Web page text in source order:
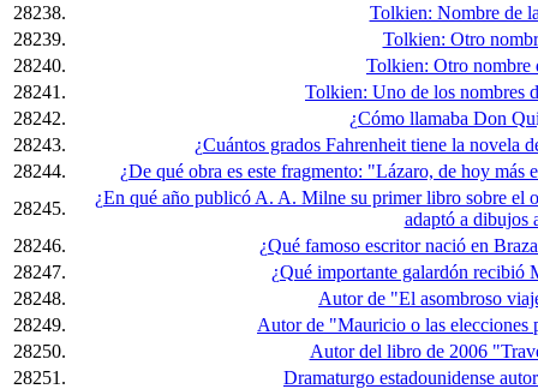
28238.
Tolkien: Nombre de
28239.
Tolkien: Otro
28240.
Tolkien: Otro nombre
28241.
Tolkien: Uno de los nombres
28242.
¿Cómo llamaba Don
28243.
¿Cuántos grados Fahrenheit tiene la novela
28244.
¿De qué obra es este fragmento: "Lázaro, de hoy
28245.
¿En qué año publicó A. A. Milne su primer libro sobre el
adaptó a dibujos
28246.
¿Qué famoso escritor nació en
28247.
¿Qué importante galardón recibió
28248.
Autor de "El asombroso
28249.
Autor de "Mauricio o las elecciones
28250.
Autor del libro de 2006
28251.
Dramaturgo estadounidense